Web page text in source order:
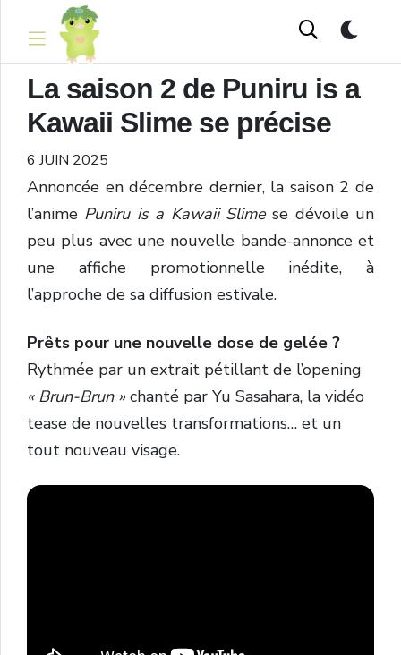
La saison 2 de Puniru is a
Kawaii Slime se précise
6 JUIN 2025
Annoncée en décembre dernier, la saison 2 de
l’anime Puniru is a Kawaii Slimese dévoile un
peu plus avec une nouvelle bande-annonce et
une affiche promotionnelle inédite, à
l’approche de sa diffusion estivale.
Prêts pour une nouvelle dose de gelée ?
Rythmée par un extrait pétillant de l’opening
« Brun-Brun » chanté par Yu Sasahara, la vidéo
tease de nouvelles transformations… et un
tout nouveau visage.